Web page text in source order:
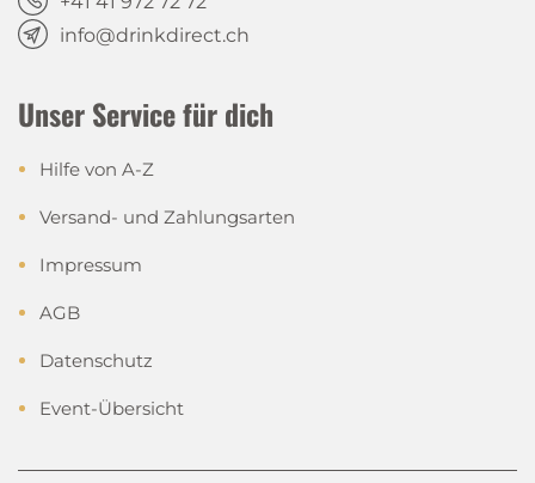
info@drinkdirect.ch
Unser Service für dich
Hilfe von A-Z
Versand- und Zahlungsarten
Impressum
AGB
Datenschutz
Event-Übersicht